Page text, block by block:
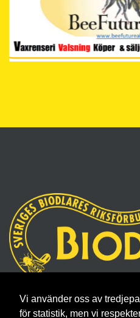
Vi använder oss av
för statistik, men vi
Sveriges
Borgmästaregatan